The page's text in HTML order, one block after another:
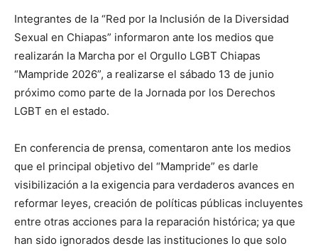
Integrantes de la “Red por la Inclusión de la Diversidad
Sexual en Chiapas” informaron ante los medios que
realizarán la Marcha por el Orgullo LGBT Chiapas
“Mampride 2026”, a realizarse el sábado 13 de junio
próximo como parte de la Jornada por los Derechos
LGBT en el estado.
En conferencia de prensa, comentaron ante los medios
que el principal objetivo del “Mampride” es darle
visibilización a la exigencia para verdaderos avances en
reformar leyes, creación de políticas públicas incluyentes
entre otras acciones para la reparación histórica; ya que
han sido ignorados desde las instituciones lo que solo